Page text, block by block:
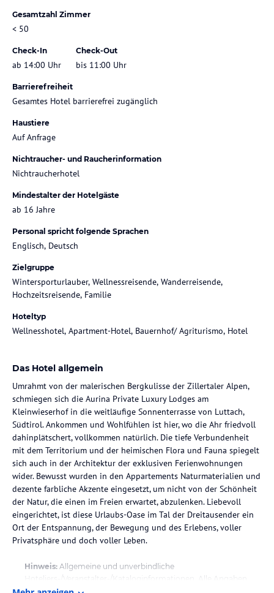
Gesamtzahl Zimmer
< 50
Check-In
ab 14:00 Uhr
Check-Out
bis 11:00 Uhr
Barrierefreiheit
Gesamtes Hotel barrierefrei zugänglich
Haustiere
Auf Anfrage
Nichtraucher- und Raucherinformation
Nichtraucherhotel
Mindestalter der Hotelgäste
ab 16 Jahre
Personal spricht folgende Sprachen
Englisch, Deutsch
Zielgruppe
Wintersporturlauber, Wellnessreisende, Wanderreisende,
Hochzeitsreisende, Familie
Hoteltyp
Wellnesshotel, Apartment-Hotel, Bauernhof/ Agriturismo, Hotel
Das Hotel allgemein
Umrahmt von der malerischen Bergkulisse der Zillertaler Alpen,
schmiegen sich die Aurina Private Luxury Lodges am
Kleinwieserhof in die weitläufige Sonnenterrasse von Luttach,
Südtirol. Ankommen und Wohlfühlen ist hier, wo die Ahr friedvoll
dahinplätschert, vollkommen natürlich. Die tiefe Verbundenheit
mit dem Territorium und der heimischen Flora und Fauna spiegelt
sich auch in der Architektur der exklusiven Ferienwohnungen
wider. Bewusst wurden in den Appartements Naturmaterialien und
dezente farbliche Akzente eingesetzt, um nicht von der Schönheit
der Natur, die einen im Freien erwartet, abzulenken. Liebevoll
eingerichtet, ist diese Urlaubs-Oase im Tal der Dreitausender ein
Ort der Entspannung, der Bewegung und des Erlebens, voller
Privatsphäre und doch voller Leben.
Hinweis: Allgemeine und unverbindliche
Hoteliers-/Veranstalter-/Kataloginformationen. Alle Angaben
ohne Gewähr und ohne Prüfung durch HolidayCheck. Bitte